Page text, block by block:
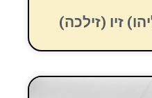
זיו (זילכה)